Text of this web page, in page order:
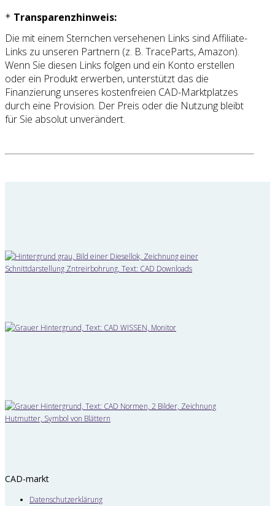
* Transparenzhinweis:
Die mit einem Sternchen versehenen Links sind Affiliate-
Links zu unseren Partnern (z. B. TraceParts, Amazon).
Wenn Sie diesen Links folgen und ein Konto erstellen
oder ein Produkt erwerben, unterstützt das die
Finanzierung unseres kostenfreien CAD-Marktplatzes
durch eine Provision. Der Preis oder die Nutzung bleibt
für Sie absolut unverändert.
CAD-markt
Datenschutzerklärung